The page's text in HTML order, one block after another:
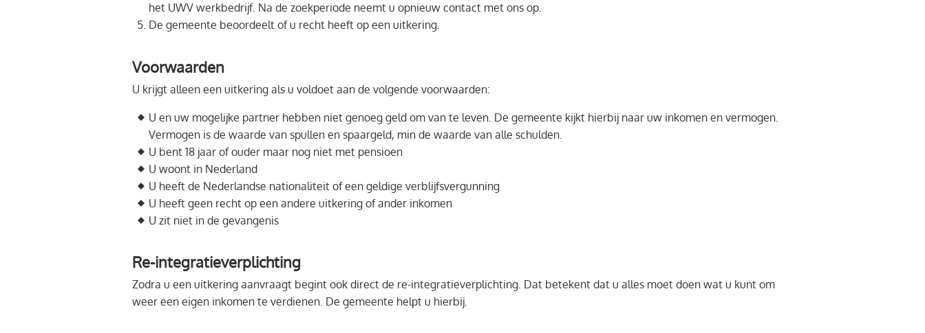
het UWV werkbedrijf. Na de zoekperiode neemt u opnieuw contact met ons op.
De gemeente beoordeelt of u recht heeft op een uitkering.
Voorwaarden
U krijgt alleen een uitkering als u voldoet aan de volgende voorwaarden:
U en uw mogelijke partner hebben niet genoeg geld om van te leven. De gemeente kijkt hierbij naar uw inkomen en vermogen.
Vermogen is de waarde van spullen en spaargeld, min de waarde van alle schulden.
U bent 18 jaar of ouder maar nog niet met pensioen
U woont in Nederland
U heeft de Nederlandse nationaliteit of een geldige verblijfsvergunning
U heeft geen recht op een andere uitkering of ander inkomen
U zit niet in de gevangenis
Re-integratieverplichting
Zodra u een uitkering aanvraagt begint ook direct de re-integratieverplichting. Dat betekent dat u alles moet doen wat u kunt om
weer een eigen inkomen te verdienen. De gemeente helpt u hierbij.